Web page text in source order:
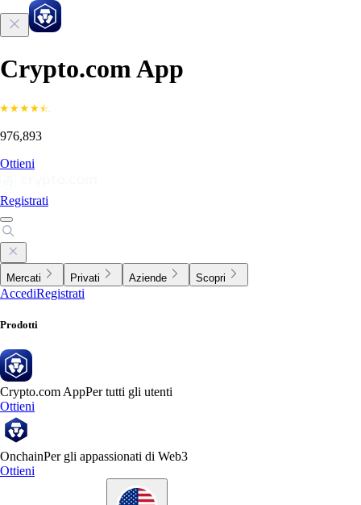
Crypto.com App
976,893
Ottieni
Registrati
Mercati Privati Aziende Scopri
AccediRegistrati
Prodotti
Crypto.com AppPer tutti gli utenti
Ottieni
OnchainPer gli appassionati di Web3
Ottieni